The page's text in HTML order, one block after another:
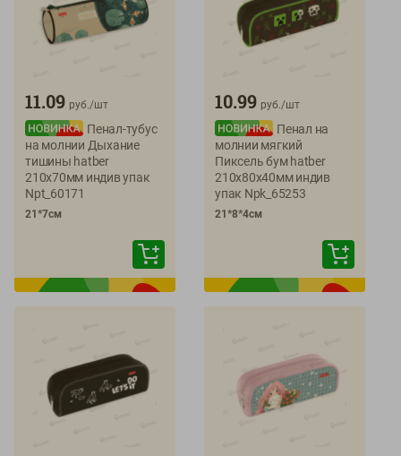
11.09 руб./шт
Пенал-тубус
на молнии Дыхание
тишины hatber
210х70мм индив упак
Npt_60171
21*7см
10.99 руб./шт
Пенал на
молнии мягкий
Пиксель бум hatber
210х80х40мм индив
упак Npk_65253
21*8*4см